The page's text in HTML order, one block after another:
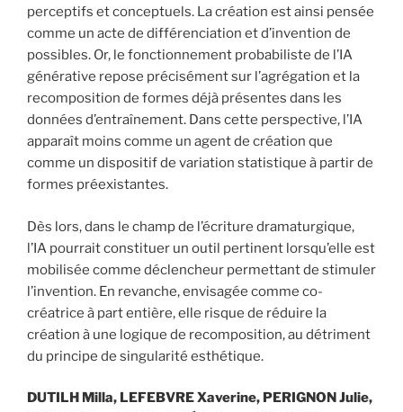
perceptifs et conceptuels. La création est ainsi pensée
comme un acte de différenciation et d’invention de
possibles. Or, le fonctionnement probabiliste de l’IA
générative repose précisément sur l’agrégation et la
recomposition de formes déjà présentes dans les
données d’entraînement. Dans cette perspective, l’IA
apparaît moins comme un agent de création que
comme un dispositif de variation statistique à partir de
formes préexistantes.
Dès lors, dans le champ de l’écriture dramaturgique,
l’IA pourrait constituer un outil pertinent lorsqu’elle est
mobilisée comme déclencheur permettant de stimuler
l’invention. En revanche, envisagée comme co-
créatrice à part entière, elle risque de réduire la
création à une logique de recomposition, au détriment
du principe de singularité esthétique.
DUTILH Milla, LEFEBVRE Xaverine, PERIGNON Julie,